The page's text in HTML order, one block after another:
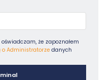
że zapoznałem
Administratorze danych